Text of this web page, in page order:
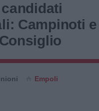
Campinoti e
Empoli